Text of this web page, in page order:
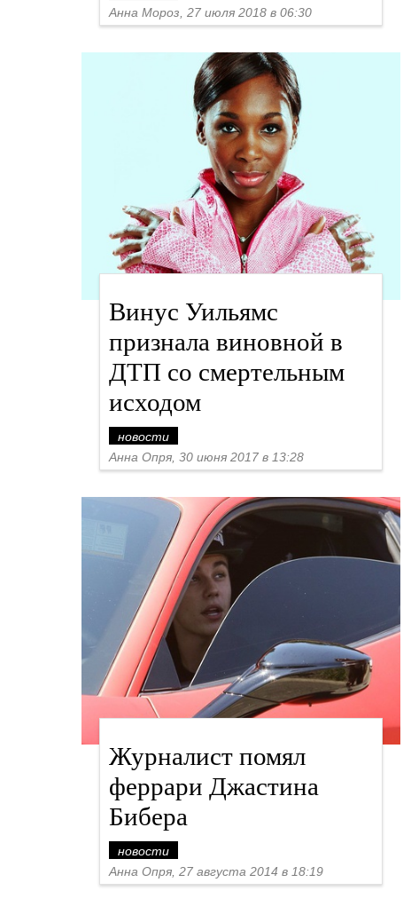
Анна Мороз, 27 июля 2018 в 06:30
Винус Уильямс
признала виновной в
ДТП со смертельным
исходом
новости
Анна Опря, 30 июня 2017 в 13:28
Журналист помял
феррари Джастина
Бибера
новости
Анна Опря, 27 августа 2014 в 18:19